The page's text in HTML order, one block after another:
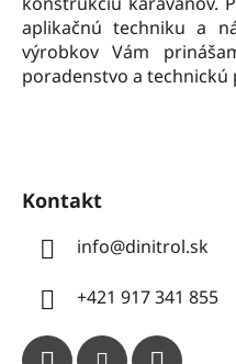
aplikačnú techniku a
výrobkov Vám
poradenstvo a technickú
Kontakt
info@dinitrol.sk
+421 917 341 855